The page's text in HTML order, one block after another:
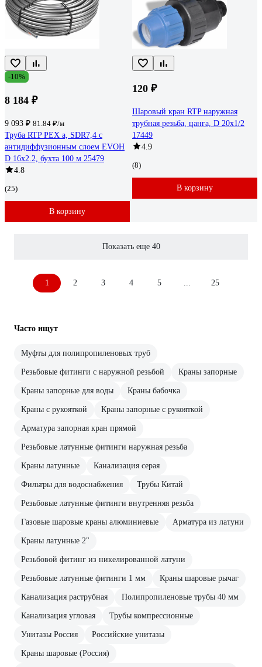
-10%
8 184 ₽
9 093 ₽ 81.84 ₽/м
Труба RTP PEX а, SDR7,4 с
антидиффузионным слоем EVOH
D 16х2.2, бухта 100 м 25479
4.8
(25)
В корзину
120 ₽
Шаровый кран RTP наружная
трубная резьба, цанга, D 20х1/2
17449
4.9
(8)
В корзину
Показать еще 40
1 2 3 4 5 25
Часто ищут
Муфты для полипропиленовых труб
Резьбовые фитинги с наружной резьбой Краны запорные
Краны запорные для воды Краны бабочка
Краны с рукояткой Краны запорные с рукояткой
Арматура запорная кран прямой
Резьбовые латунные фитинги наружная резьба
Краны латунные Канализация серая
Фильтры для водоснабжения Трубы Китай
Резьбовые латунные фитинги внутренняя резьба
Газовые шаровые краны алюминиевые Арматура из латуни
Краны латунные 2"
Резьбовой фитинг из никелированной латуни
Резьбовые латунные фитинги 1 мм Краны шаровые рычаг
Канализация раструбная Полипропиленовые трубы 40 мм
Канализация угловая Трубы компрессионные
Унитазы Россия Российские унитазы
Краны шаровые (Россия)